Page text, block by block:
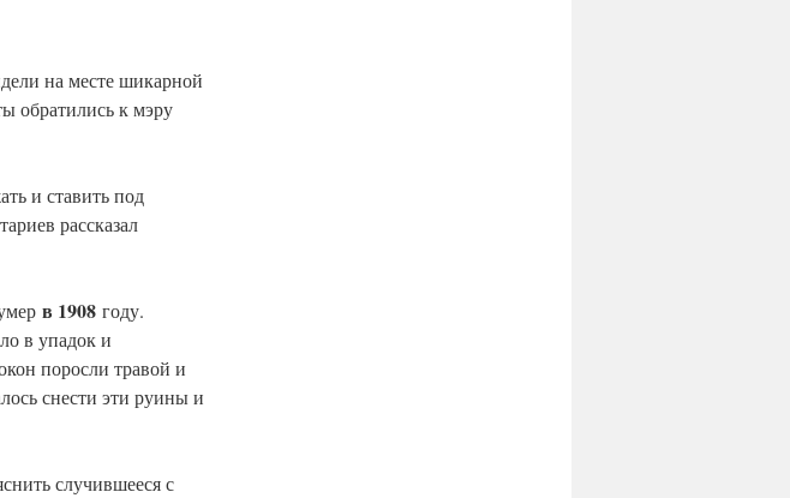
на месте шикарной
обратились к мэру
и ставить под
рассказал
в 1908 году.
в упадок и
поросли травой и
снести эти руины и
случившееся с